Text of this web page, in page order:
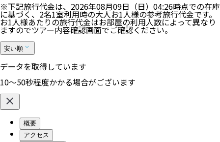
※下記旅行代金は、 2026年08月09日（日）04:26時点での在庫
に基づく、2名1室利用時の大人お1人様の参考旅行代金です。
お1人様あたりの旅行代金はお部屋の利用人数によって異なり
ますのでツアー内容確認画面でご確認ください。
安い順
データを取得しています
10〜50秒程度かかる場合がございます
概要
アクセス